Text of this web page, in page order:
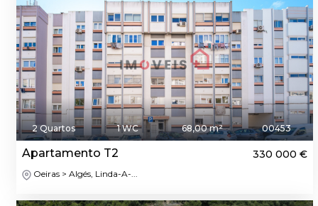
2 Quartos 1 WC 68,00 m² 00453
Apartamento T2 330 000 €
Oeiras > Algés, Linda-A-...